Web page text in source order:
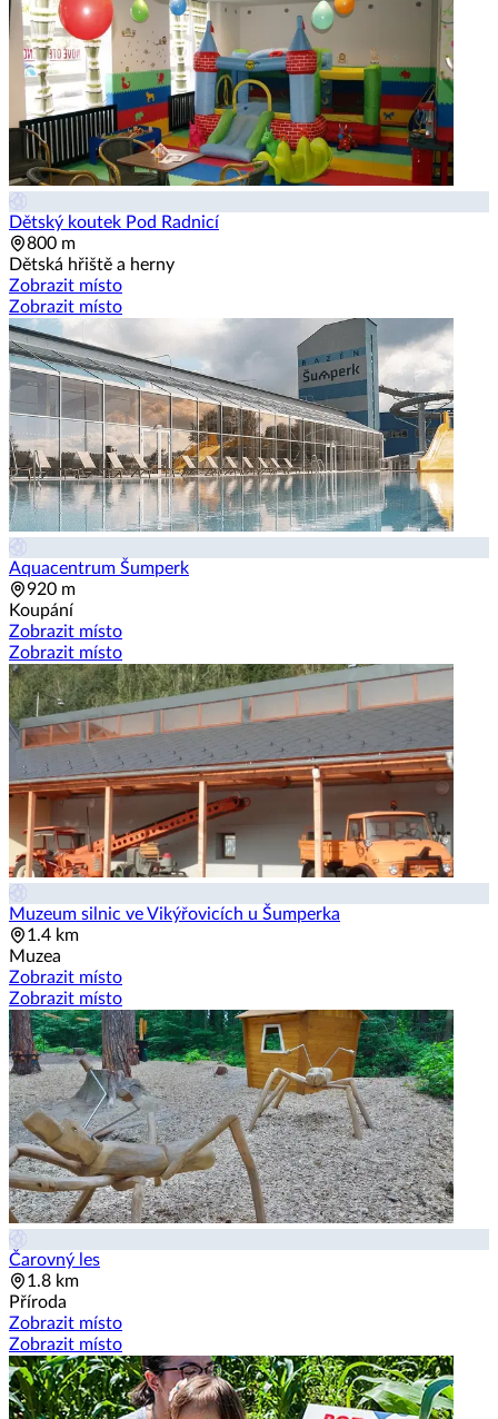
Dětský koutek Pod Radnicí
800 m
Dětská hřiště a herny
Zobrazit místo
Zobrazit místo
Aquacentrum Šumperk
920 m
Koupání
Zobrazit místo
Zobrazit místo
Muzeum silnic ve Vikýřovicích u Šumperka
1.4 km
Muzea
Zobrazit místo
Zobrazit místo
Čarovný les
1.8 km
Příroda
Zobrazit místo
Zobrazit místo